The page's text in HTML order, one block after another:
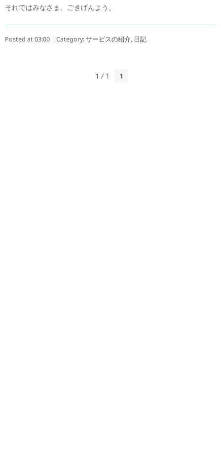
それではみなさま、ごきげんよう。
Posted at 03:00 | Category:サービスの紹介, 日記
1 / 1 1